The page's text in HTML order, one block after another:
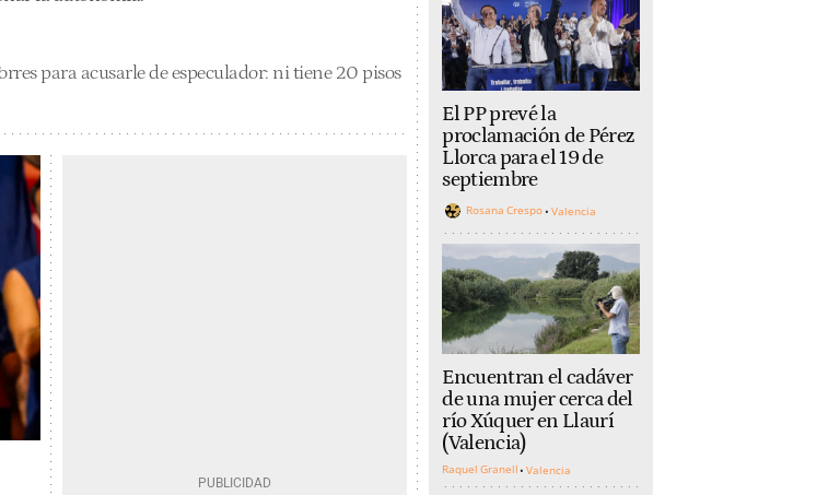
para acusarle de especulador: ni tiene 20 pisos
El PP prevé la
proclamación de Pérez
Llorca para el 19 de
septiembre
Rosana Crespo Valencia
Encuentran el cadáver
de una mujer cerca del
río Xúquer en Llaurí
(Valencia)
Raquel Granell Valencia